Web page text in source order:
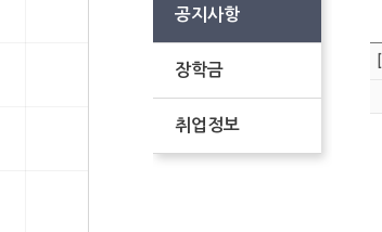
공지사항
장학금
취업정보